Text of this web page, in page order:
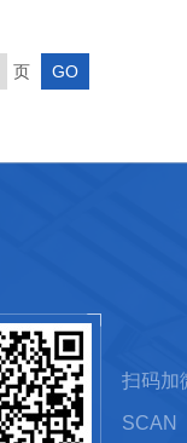
页
扫码加
SCAN